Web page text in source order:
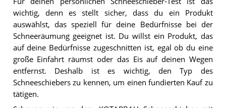
wichtig, denn es stellt sicher, dass du ein Produkt
auswählst, das speziell für deine Bedürfnisse bei der
Schneeräumung geeignet ist. Du willst ein Produkt, das
auf deine Bedürfnisse zugeschnitten ist, egal ob du eine
große Einfahrt räumst oder das Eis auf deinen Wegen
entfernst. Deshalb ist es wichtig, den Typ des
Schneeschiebers zu kennen, um einen fundierten Kauf zu
tätigen.